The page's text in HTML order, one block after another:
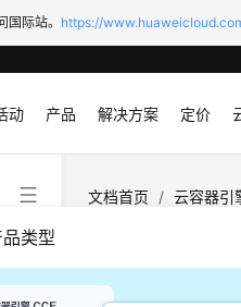
际站。 https://
动 产品 解决方案 定价
类型
文档首页 / 云容器引
节点池